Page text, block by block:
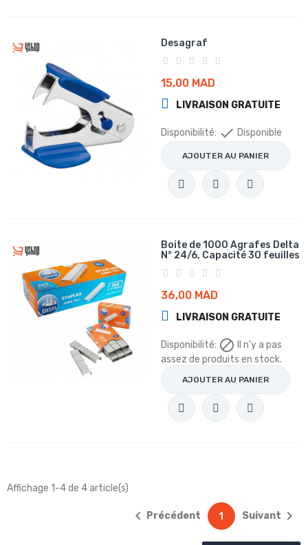
Desagraf
15,00 MAD
LIVRAISON GRATUITE
Disponibilité:  Disponible
AJOUTER AU PANIER
Boite de 1000 Agrafes Delta
N° 24/6, Capacité 30 feuilles
36,00 MAD
LIVRAISON GRATUITE
Disponibilité: 
Il n'y a pas
assez de produits en stock.
AJOUTER AU PANIER
Affichage 1-4 de 4 article(s)
 Précédent 1 Suivant 